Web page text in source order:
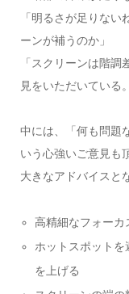
「明るさが足りな
ーンが補うのか」
「スクリーンは階
見をいただいている。
中には、「何も問題
いう心強いご意見も
大きなアドバイスと
高精細なフォーカ
ホットスポットを
を上げる